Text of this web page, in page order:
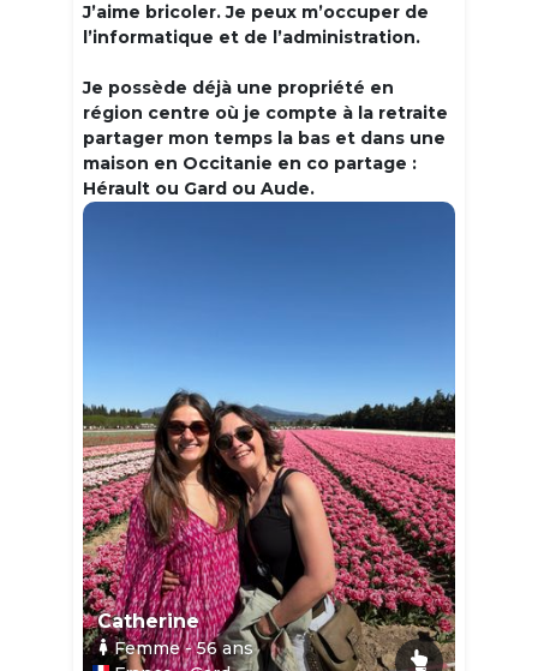
J’aime bricoler. Je peux m’occuper de
l’informatique et de l’administration.
Je possède déjà une propriété en
région centre où je compte à la retraite
partager mon temps la bas et dans une
maison en Occitanie en co partage :
Hérault ou Gard ou Aude.
Catherine
Femme- 56ans